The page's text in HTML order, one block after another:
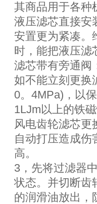
其商品用于各种
液压滤芯直接安
安置更为紧凑。
时，能把液压滤
滤芯带有旁通阀
如不能立刻更换
0。4MPa)，以
1LJm以上的铁
风电齿轮滤芯更
自动打压造成
高。
3，先将过滤器
状态。并切断齿
的润滑油放出，